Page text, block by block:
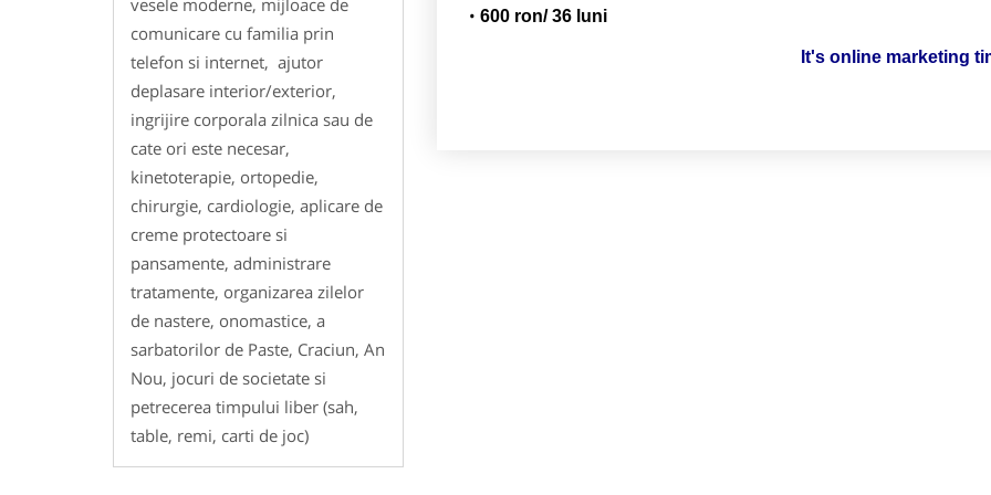
comunicare cu familia prin
telefon si internet, ajutor
deplasare interior/exterior,
ingrijire corporala zilnica sau de
cate ori este necesar,
kinetoterapie, ortopedie,
chirurgie, cardiologie, aplicare de
creme protectoare si
pansamente, administrare
tratamente, organizarea zilelor
de nastere, onomastice, a
sarbatorilor de Paste, Craciun, An
Nou, jocuri de societate si
petrecerea timpului liber (sah,
table, remi, carti de joc)
600 ron/ 36 luni
It's online marketing